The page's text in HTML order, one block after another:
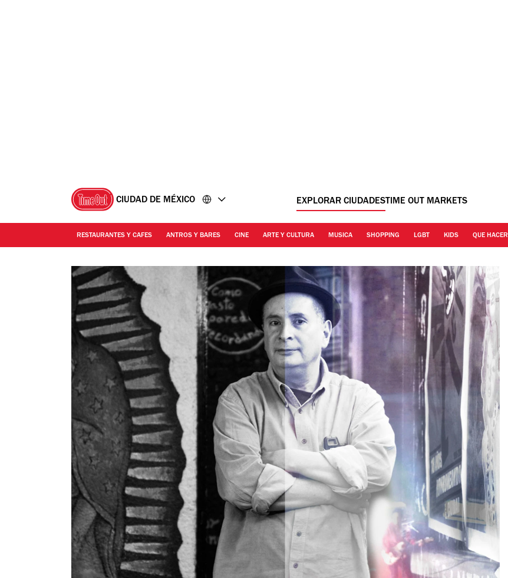
CIUDAD DE MÉXICO EXPLORAR CIUDADESTIME OUT MARKETS
RESTAURANTES Y CAFES ANTROS Y BARES CINE ARTE Y CULTURA MUSICA SHOPPING LGBT KIDS QUE HACER